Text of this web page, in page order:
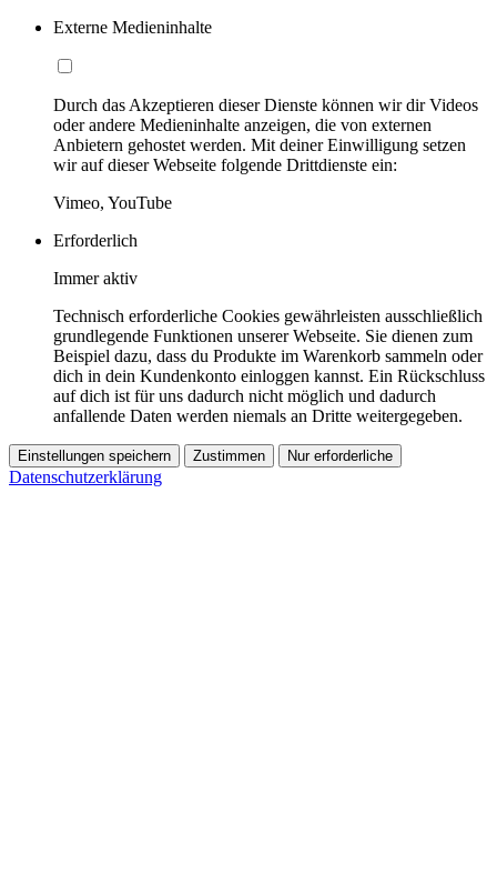
Externe Medieninhalte
Durch das Akzeptieren dieser Dienste können wir dir Videos
oder andere Medieninhalte anzeigen, die von externen
Anbietern gehostet werden. Mit deiner Einwilligung setzen
wir auf dieser Webseite folgende Drittdienste ein:
Vimeo, YouTube
Erforderlich
Immer aktiv
Technisch erforderliche Cookies gewährleisten ausschließlich
grundlegende Funktionen unserer Webseite. Sie dienen zum
Beispiel dazu, dass du Produkte im Warenkorb sammeln oder
dich in dein Kundenkonto einloggen kannst. Ein Rückschluss
auf dich ist für uns dadurch nicht möglich und dadurch
anfallende Daten werden niemals an Dritte weitergegeben.
Einstellungen speichern Zustimmen Nur erforderliche
Datenschutzerklärung